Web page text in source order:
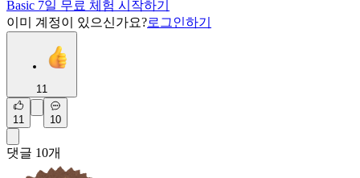
Basic 7일 무료 체험 시작하기
이미 계정이 있으신가요?로그인하기
11
11 10
댓글 10개